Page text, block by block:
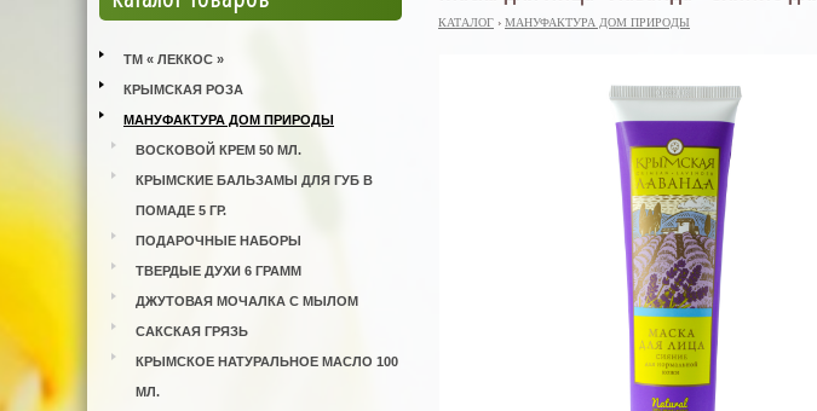
ТМ « ЛЕККОС »
КРЫМСКАЯ РОЗА
МАНУФАКТУРА ДОМ ПРИРОДЫ
ВОСКОВОЙ КРЕМ 50 МЛ.
КРЫМСКИЕ БАЛЬЗАМЫ ДЛЯ ГУБ В
ПОМАДЕ 5 ГР.
ПОДАРОЧНЫЕ НАБОРЫ
ТВЕРДЫЕ ДУХИ 6 ГРАММ
ДЖУТОВАЯ МОЧАЛКА С МЫЛОМ
САКСКАЯ ГРЯЗЬ
КРЫМСКОЕ НАТУРАЛЬНОЕ МАСЛО 100
МЛ.
КАТАЛОГ › МАНУФАКТУРА ДОМ ПРИРОДЫ